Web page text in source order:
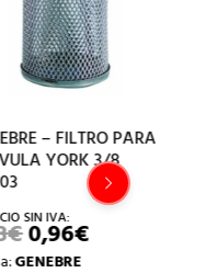
– FILTRO PARA
YORK 3/8
EL
PRECIO
0,96€EL
PRECIO
GENEBRE